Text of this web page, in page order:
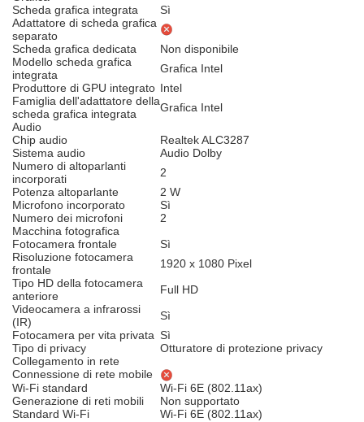
Scheda grafica integrata
Sì
Adattatore di scheda grafica
separato
Scheda grafica dedicata
Non disponibile
Modello scheda grafica
integrata
Grafica Intel
Produttore di GPU integrato Intel
Famiglia dell'adattatore della
scheda grafica integrata
Grafica Intel
Audio
Chip audio
Realtek ALC3287
Sistema audio
Audio Dolby
Numero di altoparlanti
incorporati
2
Potenza altoparlante
2 W
Microfono incorporato
Sì
Numero dei microfoni
2
Macchina fotografica
Fotocamera frontale
Sì
Risoluzione fotocamera
frontale
1920 x 1080 Pixel
Tipo HD della fotocamera
anteriore
Full HD
Videocamera a infrarossi
(IR)
Sì
Fotocamera per vita privata Sì
Tipo di privacy
Otturatore di protezione privacy
Collegamento in rete
Connessione di rete mobile
Wi-Fi standard
Wi-Fi 6E (802.11ax)
Generazione di reti mobili
Non supportato
Standard Wi-Fi
Wi-Fi 6E (802.11ax)